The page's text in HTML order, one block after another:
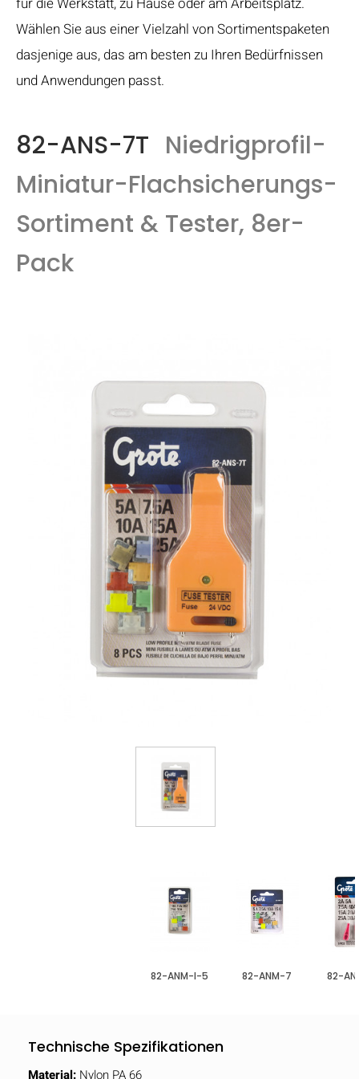
Wählen Sie aus einer Vielzahl von Sortimentspaketen
dasjenige aus, das am besten zu Ihren Bedürfnissen
und Anwendungen passt.
82-ANS-7T Niedrigprofil-
Miniatur-Flachsicherungs-
Sortiment & Tester, 8er-
Pack
82-ANM-I-5 82-ANM-7 82-
Technische Spezifikationen
Material: Nylon PA 66